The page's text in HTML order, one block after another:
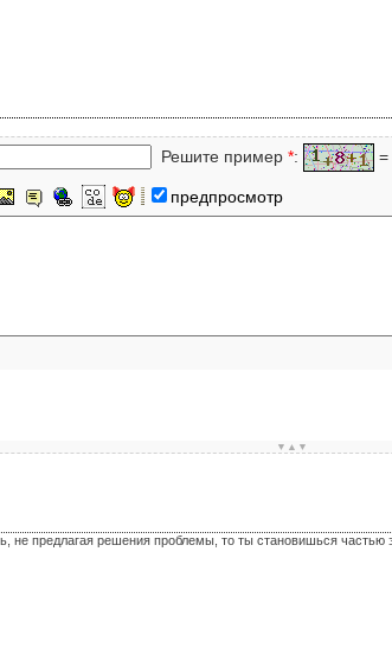
Решите пример *: =
предпросмотр
▼▲▼
не предлагая решения проблемы, то ты становишься частью